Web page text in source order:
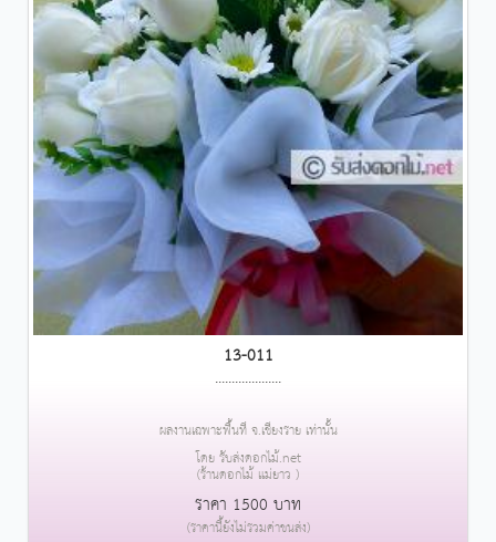
13-011
....................
ผลงานเฉพาะพื้นที่ จ.เชียงราย เท่านั้น
โดย รับส่งดอกไม้.net
(ร้านดอกไม้ แม่ยาว )
ราคา 1500 บาท
(ราคานี้ยังไม่รวมค่าขนส่ง)